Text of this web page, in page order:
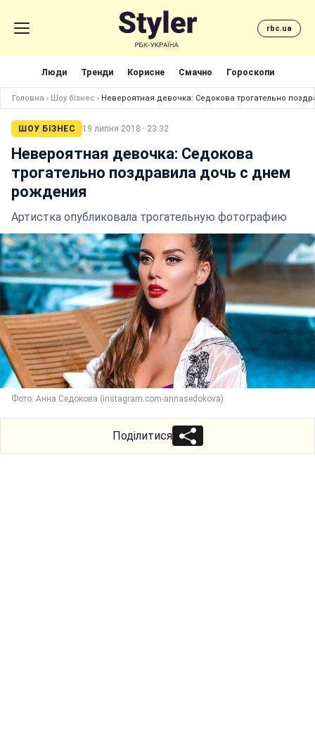
rbc.ua
Люди Тренди Корисне Смачно Гороскопи
Головна › Шоу бізнес › Невероятная девочка: Седокова трогательно
ШОУ БІЗНЕС 19 липня 2018 · 23:32
Невероятная девочка: Седокова
трогательно поздравила дочь с днем
рождения
Артистка опубликовала трогательную фотографию
Фото: Анна Седокова (instagram.com-annasedokova)
Поділитися